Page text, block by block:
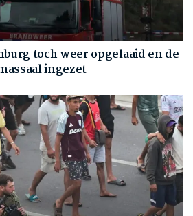
toch weer opgelaaid en de
ingezet